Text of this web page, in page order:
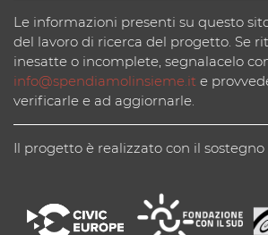
Le informazioni presenti su questo
del lavoro di ricerca del progetto. Se
inesatte o incomplete, segnalacelo
info@spendiamolinsieme.it e
verificarle e ad aggiornarle.
Il progetto è realizzato con il sostegno